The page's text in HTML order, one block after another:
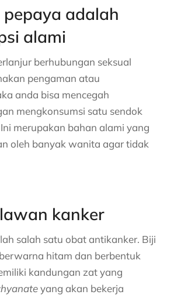
adalah
alami
berhubungan seksual
pengaman atau
anda bisa mencegah
mengkonsumsi satu sendok
merupakan bahan alami yang
oleh banyak wanita agar tidak
kanker
salah satu obat antikanker. Biji
hitam dan berbentuk
kandungan zat yang
yang akan bekerja